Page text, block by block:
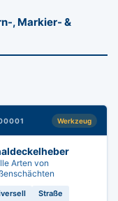
, Markier- &
Werkzeug
Arten von
Straße